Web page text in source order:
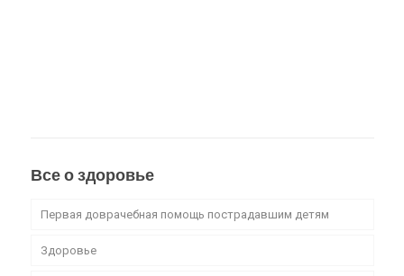
Все о здоровье
Первая доврачебная помощь пострадавшим детям
Здоровье